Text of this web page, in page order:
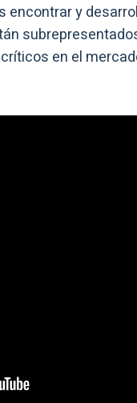
encontrar y
en el